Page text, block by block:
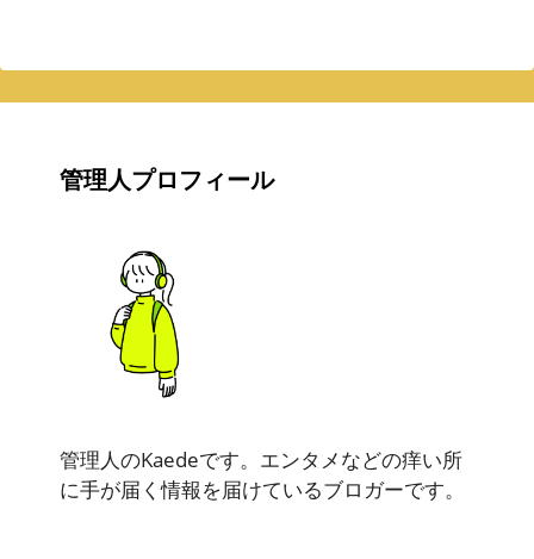
管理人プロフィール
管理人のKaedeです。エンタメなどの痒い所
に手が届く情報を届けているブロガーです。